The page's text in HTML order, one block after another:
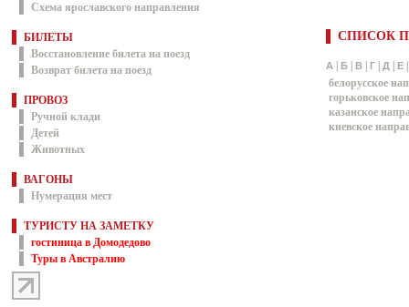
Схема ярославского направления
БИЛЕТЫ
Восстановление билета на поезд
Возврат билета на поезд
ПРОВОЗ
Ручной клади
Детей
Животных
ВАГОНЫ
Нумерация мест
ТУРИСТУ НА ЗАМЕТКУ
гостиница в Домодедово
Туры в Австралию
СПИСОК
А Б В Г Д Е
белорусское
горьковское
казанское
киевское